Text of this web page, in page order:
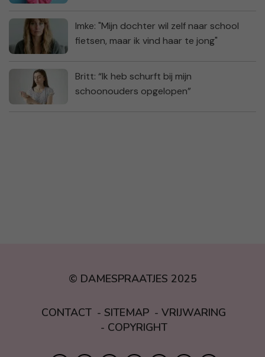
Imke: "Mijn dochter wil zelf naar school
fietsen, maar ik vind haar te jong"
Britt: “Ik heb schurft bij mijn
schoonouders opgelopen”
© DAMESPRAATJES 2025
CONTACT SITEMAP
VRIJWARING
COPYRIGHT